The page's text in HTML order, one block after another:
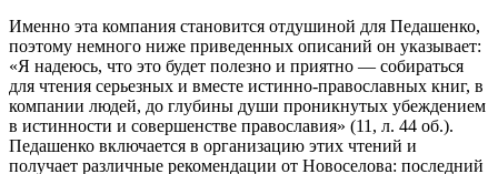
Именно эта компания становится отдушиной для Педашенко,
поэтому немного ниже приведенных описаний он указывает:
«Я надеюсь, что это будет полезно и приятно — собираться
для чтения серьезных и вместе истинно-православных книг, в
компании людей, до глубины души проникнутых убеждением
в истинности и совершенстве православия» (11, л. 44 об.).
Педашенко включается в организацию этих чтений и
получает различные рекомендации от Новоселова: последний